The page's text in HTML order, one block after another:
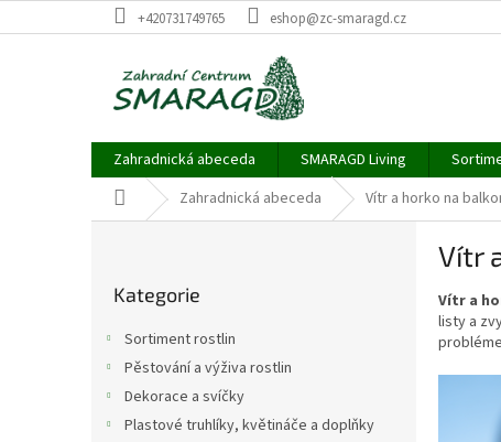
na
+420731749765 eshop@zc-smaragd.cz
Zahradnická abeceda SMARAGD Living
Domů Zahradnická abeceda Vítr a horko na
kategorie
Kategorie
Sortiment rostlin
Pěstování a výživa rostlin
Dekorace a svíčky
Plastové truhlíky, květináče a doplňky
Vítr
Vítr a
listy a